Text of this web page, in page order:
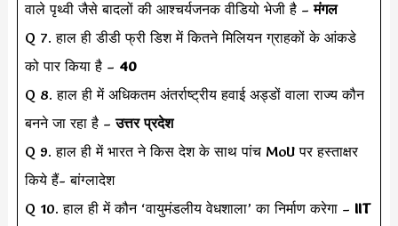
वाले पृथ्वी जैसे बादलों की आश्चर्यजनक वीडियो भेजी है –मंगल
Q 7. हाल ही डीडी फ्री डिश में कितने मिलियन ग्राहकों के आंकडे
को पार किया है – 40
Q 8. हाल ही में अधिकतम अंतर्राष्ट्रीय हवाई अड्डों वाला राज्य कौन
बनने जा रहा है –उत्तर प्रदेश
Q 9. हाल ही में भारत ने किस देश के साथ पांच MoU पर हस्ताक्षर
किये हैं- बांग्लादेश
Q 10. हाल ही में कौन ‘वायुमंडलीय वेधशाला’ का निर्माण करेगा – IIT